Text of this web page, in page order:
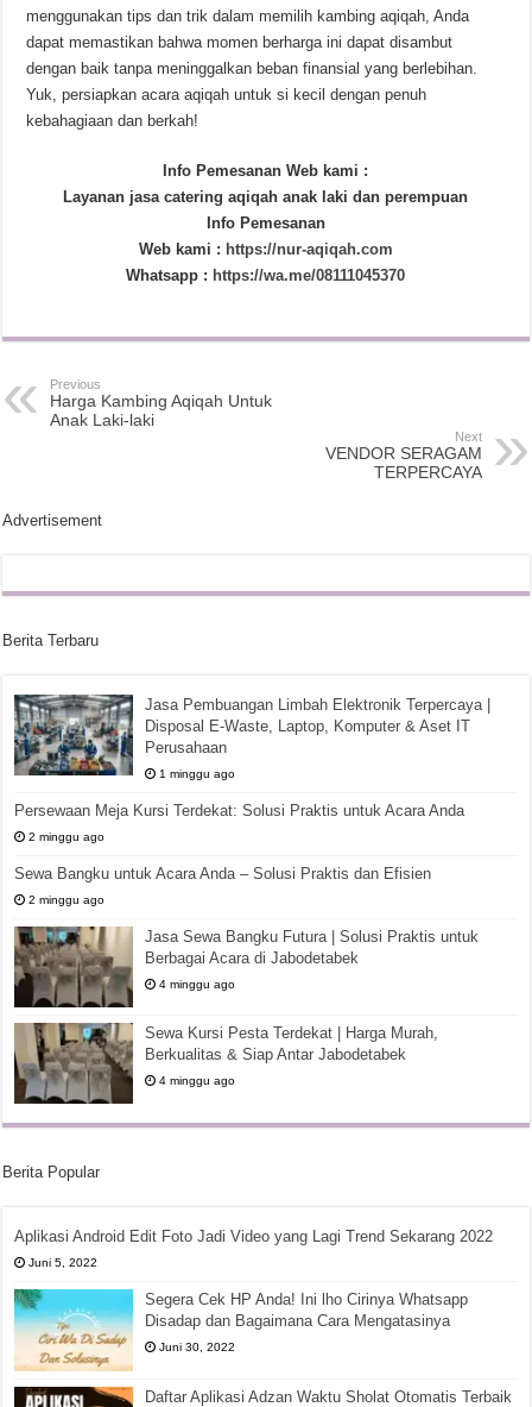
menggunakan tips dan trik dalam memilih kambing aqiqah, Anda
dapat memastikan bahwa momen berharga ini dapat disambut
dengan baik tanpa meninggalkan beban finansial yang berlebihan.
Yuk, persiapkan acara aqiqah untuk si kecil dengan penuh
kebahagiaan dan berkah!
Info Pemesanan Web kami :
Layanan jasa catering aqiqah anak laki dan perempuan
Info Pemesanan
Web kami : https://nur-aqiqah.com
Whatsapp : https://wa.me/08111045370
Previous
Harga Kambing Aqiqah Untuk
Anak Laki-laki
Next
VENDOR SERAGAM
TERPERCAYA
Advertisement
Berita Terbaru
Jasa Pembuangan Limbah Elektronik Terpercaya |
Disposal E-Waste, Laptop, Komputer & Aset IT
Perusahaan
1 minggu ago
Persewaan Meja Kursi Terdekat: Solusi Praktis untuk Acara Anda
2 minggu ago
Sewa Bangku untuk Acara Anda – Solusi Praktis dan Efisien
2 minggu ago
Jasa Sewa Bangku Futura | Solusi Praktis untuk
Berbagai Acara di Jabodetabek
4 minggu ago
Sewa Kursi Pesta Terdekat | Harga Murah,
Berkualitas & Siap Antar Jabodetabek
4 minggu ago
Berita Popular
Aplikasi Android Edit Foto Jadi Video yang Lagi Trend Sekarang 2022
Juni 5, 2022
Segera Cek HP Anda! Ini lho Cirinya Whatsapp
Disadap dan Bagaimana Cara Mengatasinya
Juni 30, 2022
Daftar Aplikasi Adzan Waktu Sholat Otomatis Terbaik